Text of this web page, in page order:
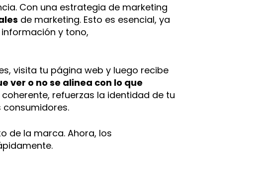
Con una estrategia de marketing
de marketing. Esto es esencial, ya
y tono,
visita tu página web y luego recibe
ver o no se alinea con lo que
refuerzas la identidad de tu
de la marca. Ahora, los